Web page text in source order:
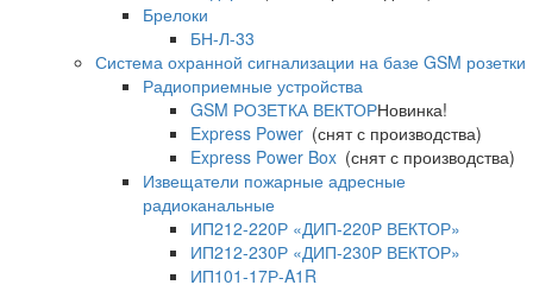
Брелоки
БН-Л-33
Система охранной сигнализации на базе GSM розетки
Радиоприемные устройства
GSM РОЗЕТКА ВЕКТОРНовинка!
Express Power (снят с производства)
Express Power Box (снят с производства)
Извещатели пожарные адресные
радиоканальные
ИП212-220Р «ДИП-220Р ВЕКТОР»
ИП212-230Р «ДИП-230Р ВЕКТОР»
ИП101-17Р-A1R